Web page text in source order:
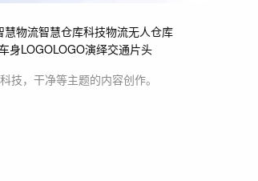
慧物流智慧仓库科技物流无人仓库
身LOGOLOGO演绎交通片头
技，干净等主题的内容创作。